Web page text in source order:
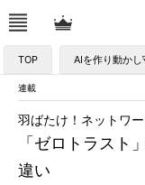
TOP AIを作り動か
連載
「ゼロトラスト
違い
羽ばたけ！ネットワー